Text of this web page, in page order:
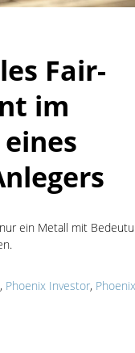
Fair-
im
ein Metall mit
, Phoenix Investor, Phoenix